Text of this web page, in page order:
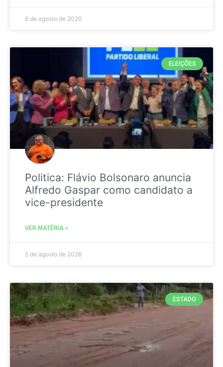
6 de agosto de 2026
ELEIÇÕES
Politica: Flávio Bolsonaro anuncia
Alfredo Gaspar como candidato a
vice-presidente
VER MATÉRIA »
5 de agosto de 2026
ESTADO